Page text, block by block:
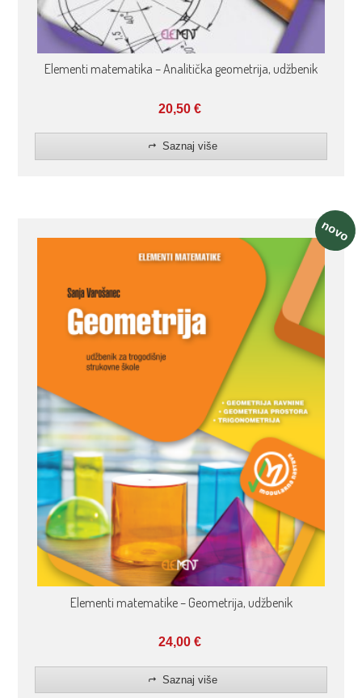
Elementi matematika – Analitička geometrija, udžbenik
20,50 €
Saznaj više
novo
Elementi matematike – Geometrija, udžbenik
24,00 €
Saznaj više